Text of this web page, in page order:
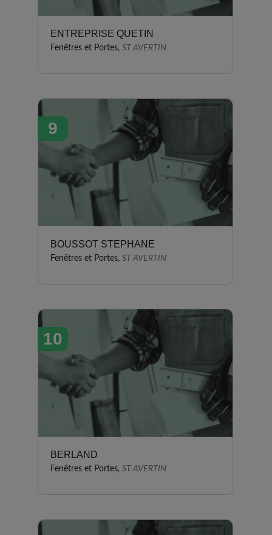
ENTREPRISE QUETIN
Fenêtres et Portes, ST AVERTIN
9
BOUSSOT STEPHANE
Fenêtres et Portes, ST AVERTIN
10
BERLAND
Fenêtres et Portes, ST AVERTIN